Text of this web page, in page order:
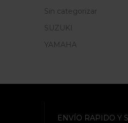
Sin categorizar
SUZUKI
YAMAHA
ENVÍO RAPIDO Y